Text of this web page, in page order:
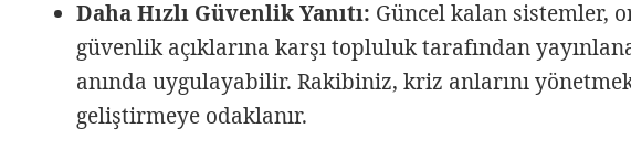
Daha Hızlı Güvenlik Yanıtı: Güncel kalan sistemler,
güvenlik açıklarına karşı topluluk tarafından
anında uygulayabilir. Rakibiniz, kriz anlarını
geliştirmeye odaklanır.